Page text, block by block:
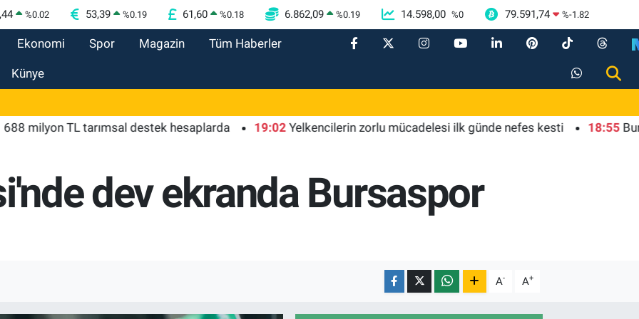
%0.02 53,39 %0.19 61,60 %0.18 6.862,09 %0.19 14.598,00 %0 79.591,74 %-1.82
Ekonomi Spor Magazin Tüm Haberler
Künye
TL tarımsal destek hesaplarda 19:02 Yelkencilerin zorlu mücadelesi ilk günde nefes kesti 18:55 Bursa'da
dev ekranda Bursaspor
A- A+